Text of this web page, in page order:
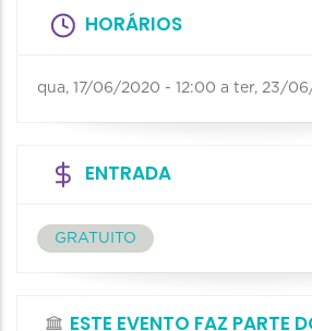
HORÁRIOS
qua, 17/06/2020 - 12:00 a ter, 23/
ENTRADA
GRATUITO
ESTE EVENTO FAZ PARTE